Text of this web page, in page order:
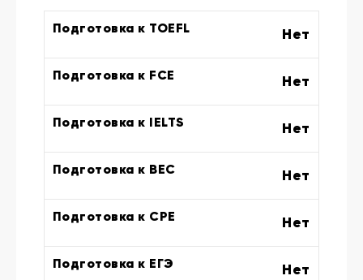
Подготовка к TOEFL Нет
Подготовка к FCE Нет
Подготовка к IELTS Нет
Подготовка к BEC Нет
Подготовка к CPE Нет
Подготовка к ЕГЭ Нет